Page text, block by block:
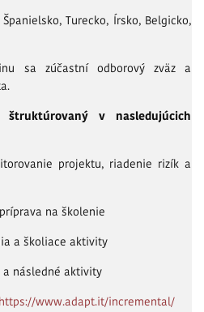
Turecko, Írsko, Belgicko,
sa zúčastní odborový zväz a
v nasledujúcich
projektu, riadenie rizík a
na školenie
a školiace aktivity
a následné aktivity
https://www.adapt.it/incremental/